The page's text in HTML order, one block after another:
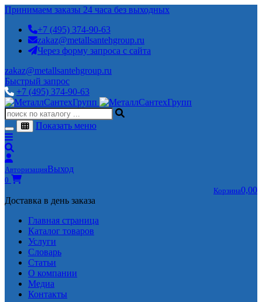
Принимаем заказы 24 часа без выходных
+7 (495) 374-90-63
zakaz@metallsantehgroup.ru
Через форму запроса с сайта
zakaz@metallsantehgroup.ru
Быстрый запрос
+7 (495) 374-90-63
Показать меню
АвторизацияВыход
0
Корзина0,00
Доставка в день заказа
Главная страница
Каталог товаров
Услуги
Словарь
Статьи
О компании
Медиа
Контакты